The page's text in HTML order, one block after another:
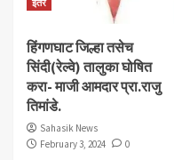
हिंगणघाट जिल्हा तसेच
सिंदी(रेल्वे) तालुका घोषित
करा- माजी आमदार प्रा.राजु
तिमांडे.
Sahasik News
February 3, 2024
0